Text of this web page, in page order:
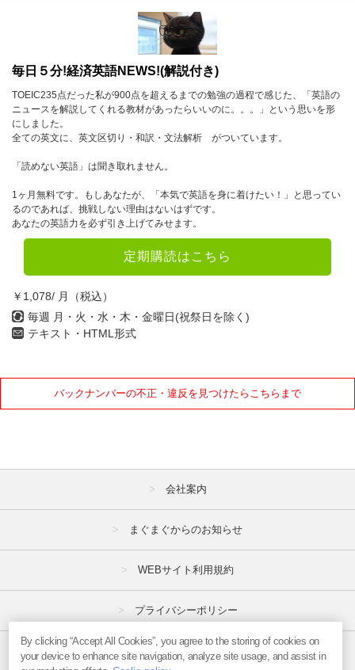
毎日５分!経済英語NEWS!(解説付き)
TOEIC235点だった私が900点を超えるまでの勉強の過程で感じた、「英語の
ニュースを解説してくれる教材があったらいいのに。。。」という思いを形
にしました。
全ての英文に、英文区切り・和訳・文法解析 がついています。
「読めない英語」は聞き取れません。
1ヶ月無料です。もしあなたが、「本気で英語を身に着けたい！」と思ってい
るのであれば、挑戦しない理由はないはずです。
あなたの英語力を必ず引き上げてみせます。
定期購読はこちら
￥1,078/ 月（税込）
毎週 月・火・水・木・金曜日(祝祭日を除く)
テキスト・HTML形式
バックナンバーの不正・違反を見つけたらこちらまで
会社案内
まぐまぐからのお知らせ
WEBサイト利用規約
プライバシーポリシー
特定商取引法
By clicking “Accept All Cookies”, you agree to the storing of cookies on
your device to enhance site navigation, analyze site usage, and assist in